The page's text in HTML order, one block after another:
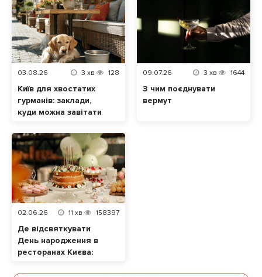
03.08.26 3 хв 128
Київ для хвостатих
гурманів: заклади,
куди можна завітати
улюбленцем
09.07.26 3 хв 1644
З чим поєднувати
вермут
02.06.26 11 хв 158397
Де відсвяткувати
День народження в
ресторанах Києва: